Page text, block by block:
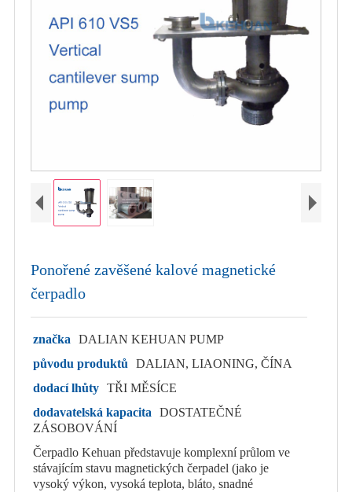
Ponořené zavěšené kalové magnetické
čerpadlo
značka
DALIAN KEHUAN PUMP
původu produktů
DALIAN, LIAONING, ČÍNA
dodací lhůty TŘI MĚSÍCE
dodavatelská kapacita
DOSTATEČNÉ
ZÁSOBOVÁNÍ
Čerpadlo Kehuan představuje komplexní průlom ve
stávajícím stavu magnetických čerpadel (jako je
vysoký výkon, vysoká teplota, bláto, snadné